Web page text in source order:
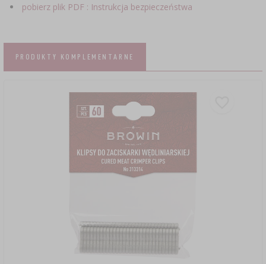
pobierz plik PDF : Instrukcja bezpieczeństwa
PRODUKTY KOMPLEMENTARNE